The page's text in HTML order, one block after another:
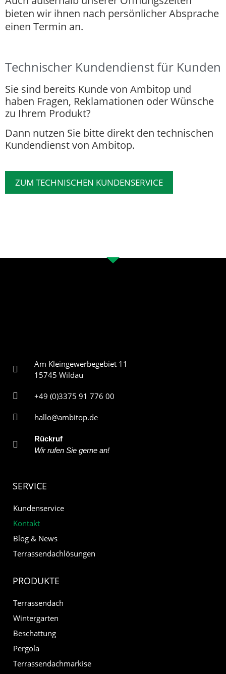
bieten wir ihnen nach persönlicher Absprache
einen Termin an.
Technischer Kundendienst für Kunden
Sie sind bereits Kunde von Ambitop und
haben Fragen, Reklamationen oder Wünsche
zu Ihrem Produkt?
Dann nutzen Sie bitte direkt den technischen
Kundendienst von Ambitop.
ZUM TECHNISCHEN KUNDENSERVICE
Am Kleingewerbegebiet 11
15745 Wildau
+49 (0)3375 91 776 00
hallo@ambitop.de
Rückruf
Wir rufen Sie gerne an!
SERVICE
Kundenservice
Kontakt
Blog & News
Terrassendachlösungen
PRODUKTE
Terrassendach
Wintergarten
Beschattung
Pergola
Terrassendachmarkise